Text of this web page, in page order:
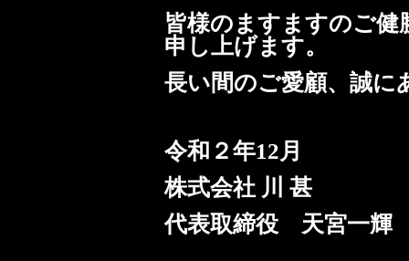
皆様のますますのご
申し上げます。
長い間のご愛顧、誠に
令和２年12月
株式会社 川 甚
代表取締役 天宮一輝